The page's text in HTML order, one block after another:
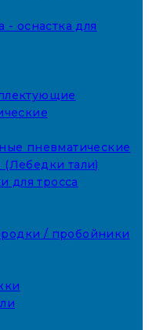
оснастка для
пневматические
тали)
для тросса
/ пробойники